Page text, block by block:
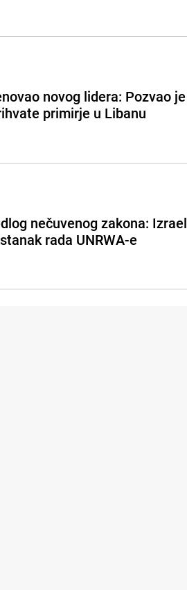
novog lidera: Pozvao je
primirje u Libanu
nečuvenog zakona: Izrael
rada UNRWA-e